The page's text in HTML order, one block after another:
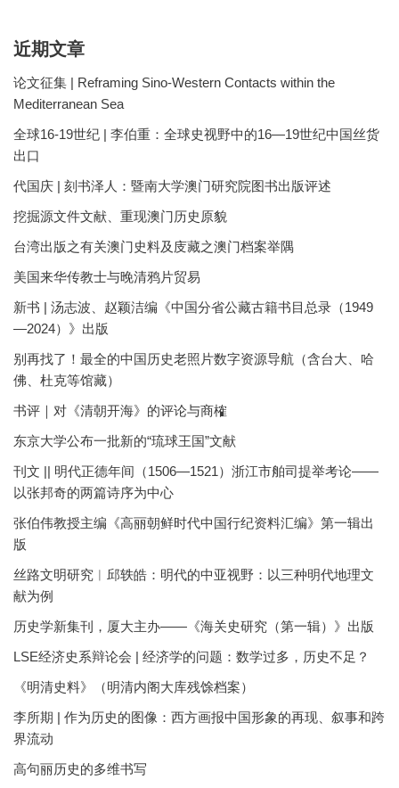
近期文章
论文征集 | Reframing Sino-Western Contacts within the
Mediterranean Sea
全球16-19世纪 | 李伯重：全球史视野中的16—19世纪中国丝货
出口
代国庆 | 刻书泽人：暨南大学澳门研究院图书出版评述
挖掘源文件文献、重现澳门历史原貌
台湾出版之有关澳门史料及庋藏之澳门档案举隅
美国来华传教士与晚清鸦片贸易
新书 | 汤志波、赵颖洁编《中国分省公藏古籍书目总录（1949
—2024）》出版
别再找了！最全的中国历史老照片数字资源导航（含台大、哈
佛、杜克等馆藏）
书评｜对《清朝开海》的评论与商榷
东京大学公布一批新的“琉球王国”文献
刊文 || 明代正德年间（1506—1521）浙江市舶司提举考论——
以张邦奇的两篇诗序为中心
张伯伟教授主编《高丽朝鲜时代中国行纪资料汇编》第一辑出
版
丝路文明研究︱邱轶皓：明代的中亚视野：以三种明代地理文
献为例
历史学新集刊，厦大主办——《海关史研究（第一辑）》出版
LSE经济史系辩论会 | 经济学的问题：数学过多，历史不足？
《明清史料》（明清内阁大库残馀档案）
李所期 | 作为历史的图像：西方画报中国形象的再现、叙事和跨
界流动
高句丽历史的多维书写